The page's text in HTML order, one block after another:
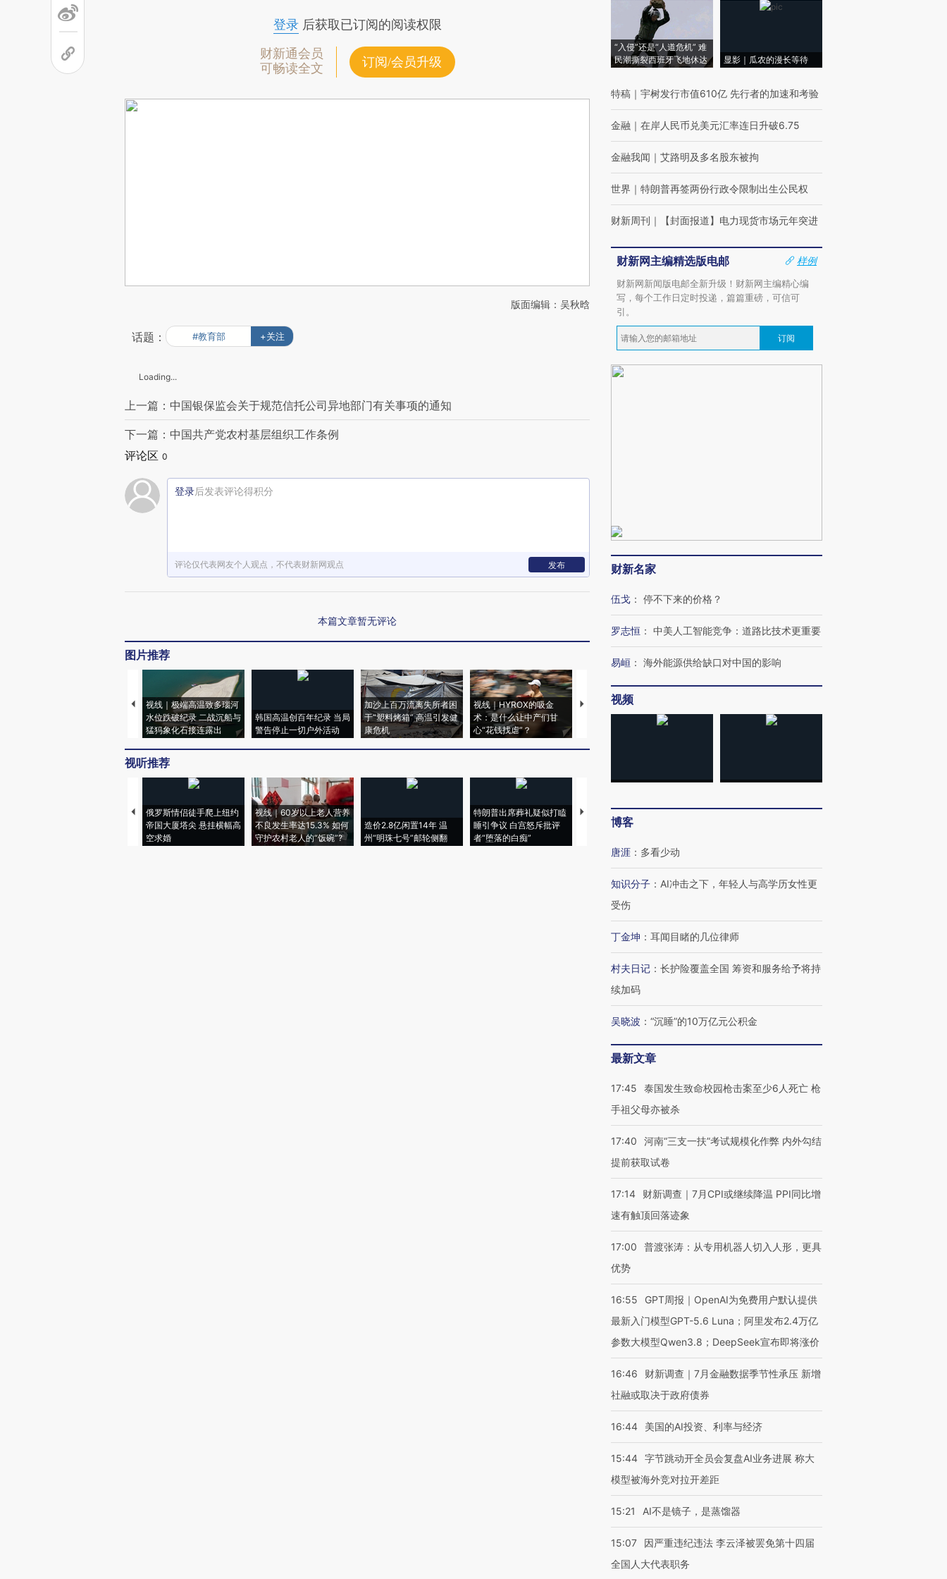
登录后获取已订阅的阅读权限
财新通会员
可畅读全文
订阅/会员升级
版面编辑：吴秋晗
话题： #教育部 +关注
Loading...
上一篇：中国银保监会关于规范信托公司异地部门有关事项的通知
下一篇：中国共产党农村基层组织工作条例
评论区 0
登录后发表评论得积分
评论仅代表网友个人观点，不代表财新网观点 发布
本篇文章暂无评论
图片推荐
视线｜极端高温致多瑙河
水位跌破纪录 二战沉船与
猛犸象化石接连露出
韩国高温创百年纪录 当局
警告停止一切户外活动
加沙上百万流离失所者困
于“塑料烤箱” 高温引发健
康危机
视线｜HYROX的吸金
术：是什么让中产们甘
心“花钱找虐”？
马航飞行员跨国走私7万
粒摇头丸 尿检体内含3种
度Z世代 用街头抗争将教
机”？难民潮撕裂西班牙
视听推荐
俄罗斯情侣徒手爬上纽约
帝国大厦塔尖 悬挂横幅高
空求婚
视线｜60岁以上老人营养
不良发生率达15.3% 如何
守护农村老人的“饭碗”?
造价2.8亿闲置14年 温
州“明珠七号”邮轮侧翻
特朗普出席葬礼疑似打瞌
睡引争议 白宫怒斥批评
者“堕落的白痴”
视线｜全球最热百城独占
97个 印度如何熬过48°C
视线｜不考竞赛的王虹、
“入侵”还是“人道危机” 难
民潮撕裂西班牙飞地休达
显影｜瓜农的漫长等待
特稿 ｜ 宇树发行市值610亿 先行者的加速和考验
金融 ｜ 在岸人民币兑美元汇率连日升破6.75
金融我闻 ｜ 艾路明及多名股东被拘
世界 ｜ 特朗普再签两份行政令限制出生公民权
财新周刊 ｜ 【封面报道】电力现货市场元年突进
财新网主编精选版电邮
样例
财新网新闻版电邮全新升级！财新网主编精心编
写，每个工作日定时投递，篇篇重磅，可信可
引。
订阅
财新名家
伍戈 ： 停不下来的价格？
罗志恒 ： 中美人工智能竞争：道路比技术更重要
易峘 ： 海外能源供给缺口对中国的影响
视频
博客
唐涯 ： 多看少动
知识分子 ： AI冲击之下，年轻人与高学历女性更
受伤
丁金坤 ： 耳闻目睹的几位律师
村夫日记 ： 长护险覆盖全国 筹资和服务给予将持
续加码
吴晓波 ： “沉睡”的10万亿元公积金
最新文章
17:45
泰国发生致命校园枪击案至少6人死亡 枪
手祖父母亦被杀
17:40
河南“三支一扶”考试规模化作弊 内外勾结
提前获取试卷
17:14
财新调查｜7月CPI或继续降温 PPI同比增
速有触顶回落迹象
17:00
普渡张涛：从专用机器人切入人形，更具
优势
16:55
GPT周报｜OpenAI为免费用户默认提供
最新入门模型GPT-5.6 Luna；阿里发布2.4万亿
参数大模型Qwen3.8；DeepSeek宣布即将涨价
16:46
财新调查｜7月金融数据季节性承压 新增
社融或取决于政府债券
16:44 美国的AI投资、利率与经济
15:44 字节跳动开全员会复盘AI业务进展 称大
模型被海外竞对拉开差距
15:21 AI不是镜子，是蒸馏器
15:07
因严重违纪违法 李云泽被罢免第十四届
全国人大代表职务